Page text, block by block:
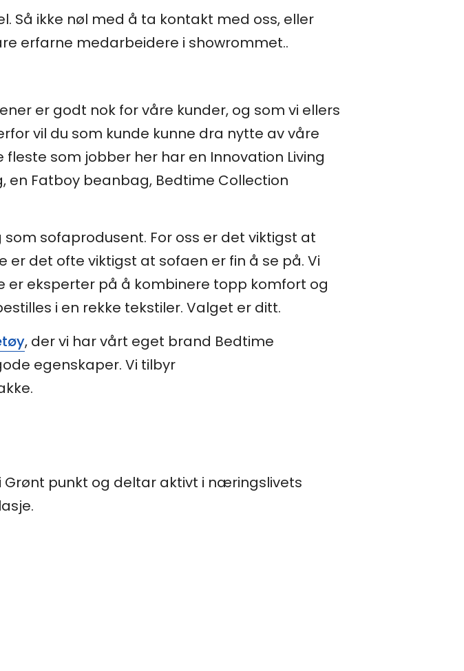
Så ikke nøl med å ta kontakt med oss, eller
erfarne medarbeidere i showrommet..
er godt nok for våre kunder, og som vi ellers
vil du som kunde kunne dra nytte av våre
som jobber her har en Innovation Living
en Fatboy beanbag, Bedtime Collection
sofaprodusent. For oss er det viktigst at
er det ofte viktigst at sofaen er fin å se på. Vi
er eksperter på å kombinere topp komfort og
i en rekke tekstiler. Valget er ditt.
, der vi har vårt eget brand Bedtime
egenskaper. Vi tilbyr
punkt og deltar aktivt i næringslivets